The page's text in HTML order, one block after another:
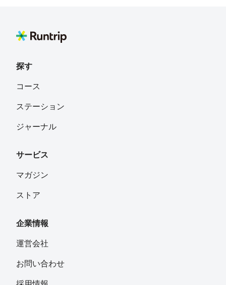
探す
コース
ステーション
ジャーナル
サービス
マガジン
ストア
企業情報
運営会社
お問い合わせ